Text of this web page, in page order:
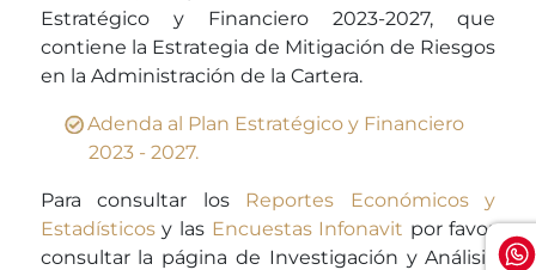
Estratégico y Financiero 2023-2027, que
contiene la Estrategia de Mitigación de Riesgos
en la Administración de la Cartera.
Adenda al Plan Estratégico y Financiero
2023 - 2027.
Para consultar los Reportes Económicos y
Estadísticosy las Encuestas Infonavit por favor
consultar la página de Investigación y Análisis